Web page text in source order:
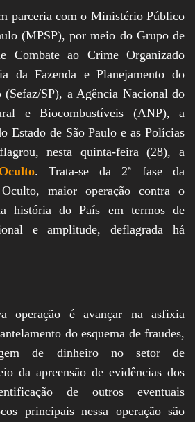
parceria com o Ministério Público
(MPSP), por meio do Grupo de
Combate ao Crime Organizado
da Fazenda e Planejamento do
(Sefaz/SP), a Agência Nacional do
e Biocombustíveis (ANP), a
Estado de São Paulo e as Polícias
nesta quinta-feira (28), a
. Trata-se da 2ª fase da
Oculto, maior operação contra o
história do País em termos de
e amplitude, deflagrada há
operação é avançar na asfixia
do esquema de fraudes,
de dinheiro no setor de
da apreensão de evidências dos
de outros eventuais
principais nessa operação são